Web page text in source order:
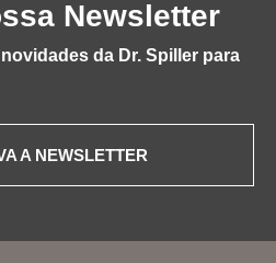
Newsletter
da Dr. Spiller para
A NEWSLETTER